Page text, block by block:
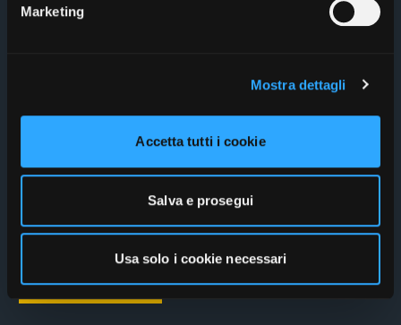
Marketing
Mostra dettagli
Accetta tutti i cookie
Salva e prosegui
Usa solo i cookie necessari
Apertura cancelli19:00
SAL DA VINCI LIVE
Sal da Vinci
Acquista